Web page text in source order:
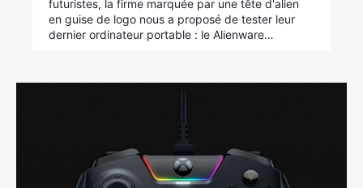
futuristes, la firme marquée par une tête d'alien
en guise de logo nous a proposé de tester leur
dernier ordinateur portable : le Alienware…